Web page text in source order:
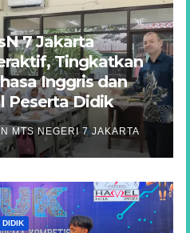
7 Jakarta
Tingkatkan
Inggris dan
Peserta Didik
MTS NEGERI 7 JAKARTA
DIDIK